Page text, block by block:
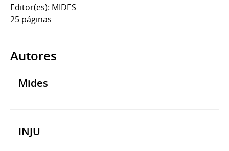
Editor(es): MIDES
25 páginas
Autores
Mides
INJU